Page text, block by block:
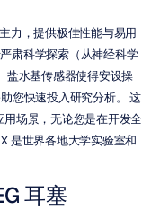
力，提供极佳性能与易用
肃科学探索（从神经科学
盐水基传感器使得安设操
您快速投入研究分析。 这
场景，无论您是在开发全
是世界各地大学实验室和
耳塞